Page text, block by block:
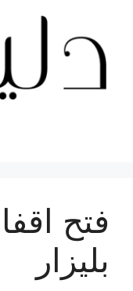
المحتوى
فتح
بليزار